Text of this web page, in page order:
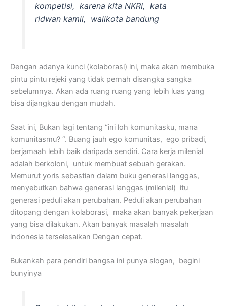
kompetisi, karena kita NKRI, kata
ridwan kamil, walikota bandung
Dengan adanya kunci (kolaborasi) ini, maka akan membuka
pintu pintu rejeki yang tidak pernah disangka sangka
sebelumnya. Akan ada ruang ruang yang lebih luas yang
bisa dijangkau dengan mudah.
Saat ini, Bukan lagi tentang “ini loh komunitasku, mana
komunitasmu? “. Buang jauh ego komunitas, ego pribadi,
berjamaah lebih baik daripada sendiri. Cara kerja milenial
adalah berkoloni, untuk membuat sebuah gerakan.
Memurut yoris sebastian dalam buku generasi langgas,
menyebutkan bahwa generasi langgas (milenial) itu
generasi peduli akan perubahan. Peduli akan perubahan
ditopang dengan kolaborasi, maka akan banyak pekerjaan
yang bisa dilakukan. Akan banyak masalah masalah
indonesia terselesaikan Dengan cepat.
Bukankah para pendiri bangsa ini punya slogan, begini
bunyinya